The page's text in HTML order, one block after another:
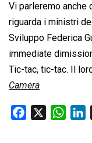
Vi parleremo anche
riguarda i ministri
Sviluppo Federica
immediate
Tic-tac, tic-tac. Il
Camera
W